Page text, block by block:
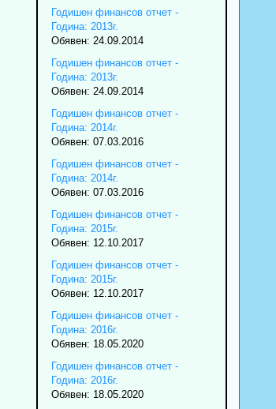
Годишен финансов отчет -
Година: 2013г.
Обявен: 24.09.2014
Годишен финансов отчет -
Година: 2013г.
Обявен: 24.09.2014
Годишен финансов отчет -
Година: 2014г.
Обявен: 07.03.2016
Годишен финансов отчет -
Година: 2014г.
Обявен: 07.03.2016
Годишен финансов отчет -
Година: 2015г.
Обявен: 12.10.2017
Годишен финансов отчет -
Година: 2015г.
Обявен: 12.10.2017
Годишен финансов отчет -
Година: 2016г.
Обявен: 18.05.2020
Годишен финансов отчет -
Година: 2016г.
Обявен: 18.05.2020